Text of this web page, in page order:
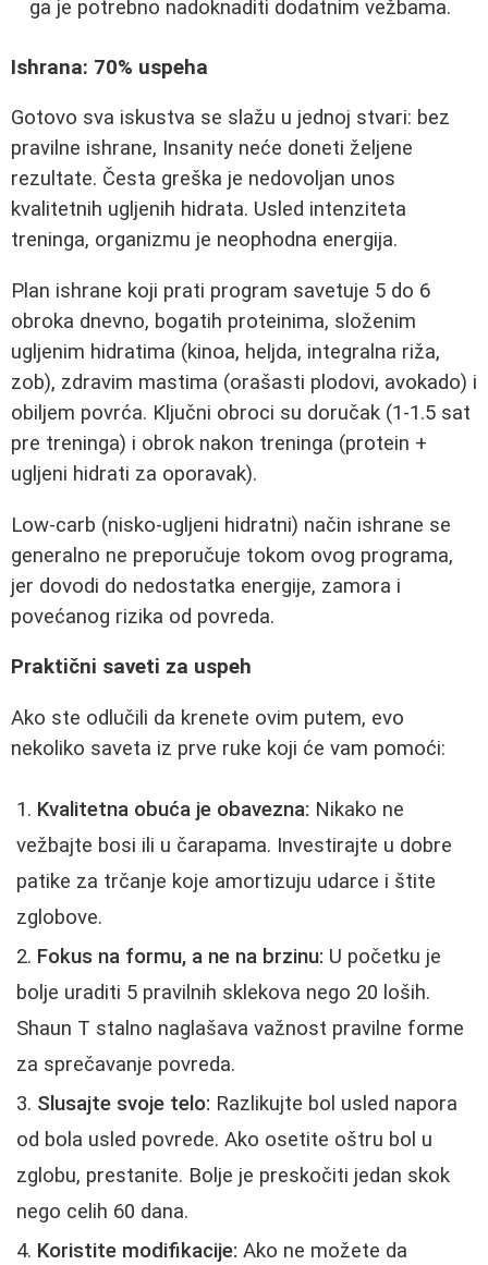
ga je potrebno nadoknaditi dodatnim vežbama.
Ishrana: 70% uspeha
Gotovo sva iskustva se slažu u jednoj stvari: bez
pravilne ishrane, Insanity neće doneti željene
rezultate. Česta greška je nedovoljan unos
kvalitetnih ugljenih hidrata. Usled intenziteta
treninga, organizmu je neophodna energija.
Plan ishrane koji prati program savetuje 5 do 6
obroka dnevno, bogatih proteinima, složenim
ugljenim hidratima (kinoa, heljda, integralna riža,
zob), zdravim mastima (orašasti plodovi, avokado) i
obiljem povrća. Ključni obroci su doručak (1-1.5 sat
pre treninga) i obrok nakon treninga (protein +
ugljeni hidrati za oporavak).
Low-carb (nisko-ugljeni hidratni) način ishrane se
generalno ne preporučuje tokom ovog programa,
jer dovodi do nedostatka energije, zamora i
povećanog rizika od povreda.
Praktični saveti za uspeh
Ako ste odlučili da krenete ovim putem, evo
nekoliko saveta iz prve ruke koji će vam pomoći:
Kvalitetna obuća je obavezna: Nikako ne
vežbajte bosi ili u čarapama. Investirajte u dobre
patike za trčanje koje amortizuju udarce i štite
zglobove.
Fokus na formu, a ne na brzinu: U početku je
bolje uraditi 5 pravilnih sklekova nego 20 loših.
Shaun T stalno naglašava važnost pravilne forme
za sprečavanje povreda.
Slusajte svoje telo: Razlikujte bol usled napora
od bola usled povrede. Ako osetite oštru bol u
zglobu, prestanite. Bolje je preskočiti jedan skok
nego celih 60 dana.
Koristite modifikacije: Ako ne možete da